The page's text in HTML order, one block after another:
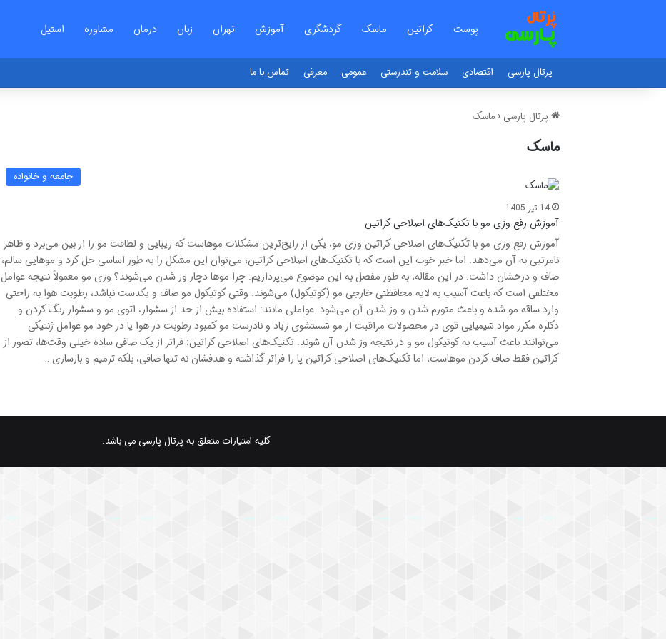
پوست کراتین ماسک گردشگری آموزش تهران زبان درمان مشاوره استیل
پرتال پارسی اقتصادی سلامت و تندرستی عمومی معرفی تماس با ما
پرتال پارسی » ماسک
ماسک
جامعه و خانواده
14 تیر 1405
آموزش رفع وزی مو با تکنیک‌های اصلاحی کراتین
آموزش رفع وزی مو با تکنیک‌های اصلاحی کراتین وزی مو، یکی از رایج‌ترین مشکلات موهاست که زیبایی و لطافت مو را از بین می‌برد و ظاهر
نامرتبی به آن می‌دهد. اما خبر خوب این است که با تکنیک‌های اصلاحی کراتین، می‌توان این مشکل را به طور اساسی حل کرد و موهایی سالم،
صاف و درخشان داشت. در این مقاله، به طور مفصل به این موضوع می‌پردازیم. چرا موها دچار وز شدن می‌شوند؟ وزی مو معمولاً نتیجه عوامل
مختلفی است که باعث آسیب به لایه محافظتی خارجی مو (کوتیکول) می‌شوند. وقتی کوتیکول مو صاف و یکدست نباشد، رطوبت هوا به راحتی
وارد ساقه مو شده و باعث متورم شدن و وز شدن آن می‌شود. عواملی مانند: استفاده بیش از حد از سشوار، اتوی مو و سشوار رنگ کردن و
دکلره مکرر مواد شیمیایی قوی در محصولات مراقبت از مو شستشوی زیاد و نادرست مو کمبود رطوبت در هوا یا در خود مو عوامل ژنتیکی
می‌توانند باعث آسیب به کوتیکول مو و در نتیجه وز شدن آن شوند. تکنیک‌های اصلاحی کراتین: فراتر از یک صافی ساده خیلی وقت‌ها، تصور از
کراتین فقط صاف کردن موهاست، اما تکنیک‌های اصلاحی کراتین پا را فراتر گذاشته و هدفشان نه تنها صافی، بلکه ترمیم و بازسازی …
کلیه امتیازات متعلق به پرتال پارسی می باشد.